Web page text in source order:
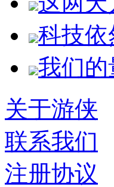
科技
我们
关于游侠
联系我们
注册协议